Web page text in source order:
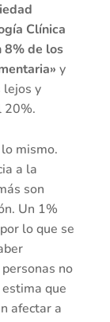
Clínica
8% de los
y
lejos y
20%.
mismo.
a la
son
Un 1%
lo que se
no
que
afectar a